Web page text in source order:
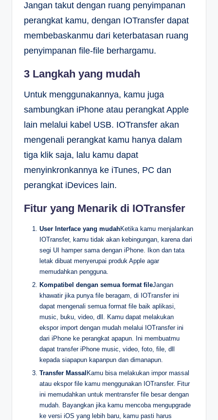
Jangan takut dengan ruang penyimpanan
perangkat kamu, dengan IOTransfer dapat
membebaskanmu dari keterbatasan ruang
penyimpanan file-file berhargamu.
3 Langkah yang mudah
Untuk menggunakannya, kamu juga
sambungkan iPhone atau perangkat Apple
lain melalui kabel USB. IOTransfer akan
mengenali perangkat kamu hanya dalam
tiga klik saja, lalu kamu dapat
menyinkronkannya ke iTunes, PC dan
perangkat iDevices lain.
Fitur yang Menarik di IOTransfer
User Interface yang mudahKetika kamu menjalankan
IOTransfer, kamu tidak akan kebingungan, karena dari
segi UI hamper sama dengan iPhone. Ikon dan tata
letak dibuat menyerupai produk Apple agar
memudahkan pengguna.
Kompatibel dengan semua format fileJangan
khawatir jika punya file beragam, di IOTransfer ini
dapat mengenali semua format file baik aplikasi,
music, buku, video, dll. Kamu dapat melakukan
ekspor import dengan mudah melalui IOTransfer ini
dari iPhone ke perangkat apapun. Ini membuatmu
dapat transfer iPhone music, video, foto, file, dll
kepada siapapun kapanpun dan dimanapun.
Transfer Massal Kamu bisa melakukan impor massal
atau ekspor file kamu menggunakan IOTransfer. Fitur
ini memudahkan untuk mentransfer file besar dengan
mudah. Bayangkan jika kamu mencoba mengupgrade
ke versi iOS yang lebih baru, kamu pasti harus